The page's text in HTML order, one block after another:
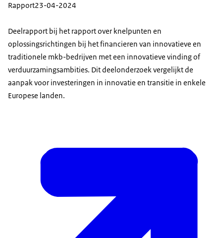
Rapport23-04-2024
Deelrapport bij het rapport over knelpunten en
oplossingsrichtingen bij het financieren van innovatieve en
traditionele mkb-bedrijven met een innovatieve vinding of
verduurzamingsambities. Dit deelonderzoek vergelijkt de
aanpak voor investeringen in innovatie en transitie in enkele
Europese landen.